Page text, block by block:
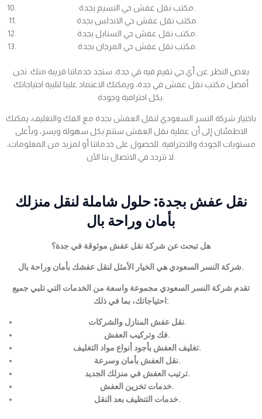
بغض النظر عن أي حي تقيم فيه في جدة، ستجد خدماتنا قريبة منك. نحن
أفضل مكتب نقل عفش في جدة، ويمكنك الاعتماد علينا لتلبية احتياجاتك
باختيار شركة النسر السعودي لنقل العفش بجدة مع الفك والتغليف، يمكنك
الاطمئنان إلى أن عملية نقل العفش ستتم بكل سهولة ويسر، وبأعلى
مستويات الجودة والاحترافية. للحصول على خدماتنا أو لمزيد من المعلومات،
نقل عفش بجدة: حلول شاملة لنقل منزلك
بأمان وراحة بال
هل تبحث عن شركة نقل عفش موثوقة في جدة؟
شركة النسر السعودي هي الخيار الأمثل لنقل عفشك بأمان وراحة بال.
تقدم شركة النسر السعودي مجموعة واسعة من الخدمات التي تلبي جميع
احتياجاتك، بما في ذلك:
نقل عفش المنازل والشركات.
فك وتركيب العفش.
تغليف العفش بأجود أنواع مواد التغليف.
نقل العفش بأمان وسرعة.
ترتيب العفش في منزلك الجديد.
خدمات تخزين العفش.
خدمات التنظيف بعد النقل.